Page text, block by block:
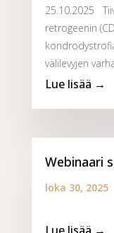
25.10.2025
retrogeenin
välilevyjen
Webinaari
loka 30, 2025